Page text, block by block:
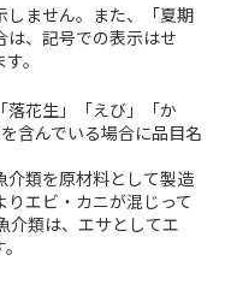
しません。また、「夏期
は、記号での表示はせ
。
落花生」「えび」「か
含んでいる場合に品目名
類を原材料として製造
エビ・カニが混じって
介類は、エサとしてエ